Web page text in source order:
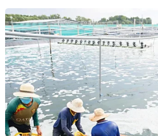
TIN CÙNG CHUYÊN MỤC
Sơn La công bố tình huống khẩn cấp
về thiên tai với hai xã Muổi Nọi, Nậm
Lầu
08/08/2026 03:53
Kết luận số 75-KL/TW: Cà Mau chủ